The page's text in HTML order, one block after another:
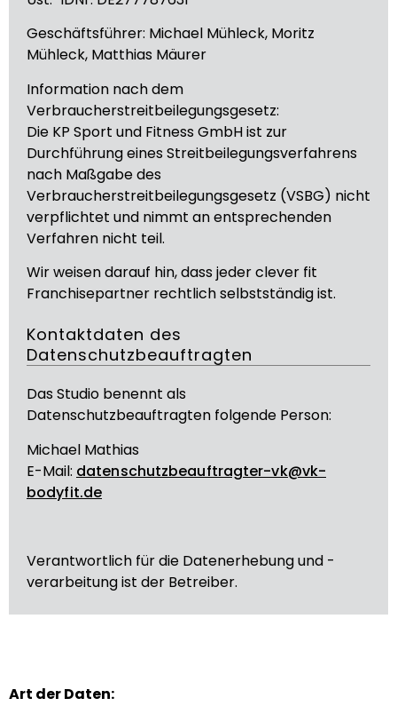
Geschäftsführer: Michael Mühleck, Moritz
Mühleck, Matthias Mäurer
Information nach dem
Verbraucherstreitbeilegungsgesetz:
Die KP Sport und Fitness GmbH ist zur
Durchführung eines Streitbeilegungsverfahrens
nach Maßgabe des
Verbraucherstreitbeilegungsgesetz (VSBG) nicht
verpflichtet und nimmt an entsprechenden
Verfahren nicht teil.
Wir weisen darauf hin, dass jeder clever fit
Franchisepartner rechtlich selbstständig ist.
Kontaktdaten des
Datenschutzbeauftragten
Das Studio benennt als
Datenschutzbeauftragten folgende Person:
Michael Mathias
E-Mail: datenschutzbeauftragter-vk@vk-
bodyfit.de
Verantwortlich für die Datenerhebung und -
verarbeitung ist der Betreiber.
Art der Daten: